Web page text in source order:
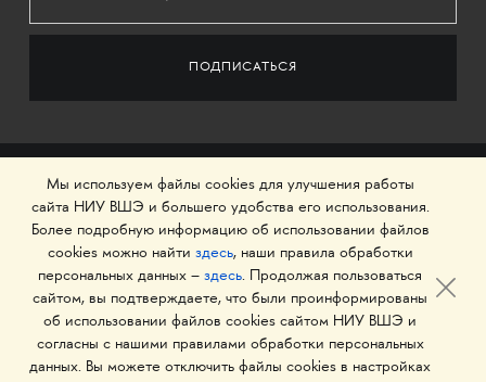
© 1993–2026 Национальный исследовательский
университет «Высшая школа экономики»
Мы используем файлы cookies для улучшения работы
сайта НИУ ВШЭ и большего удобства его использования.
Более подробную информацию об использовании файлов
cookies можно найти здесь, наши правила обработки
персональных данных – здесь. Продолжая пользоваться
сайтом, вы подтверждаете, что были проинформированы
об использовании файлов cookies сайтом НИУ ВШЭ и
согласны с нашими правилами обработки персональных
данных. Вы можете отключить файлы cookies в настройках